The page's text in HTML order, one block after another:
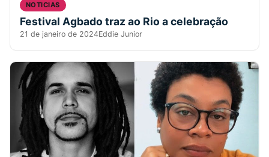
NOTICIAS
Festival Agbado traz ao Rio a celebração
21 de janeiro de 2024Eddie Junior